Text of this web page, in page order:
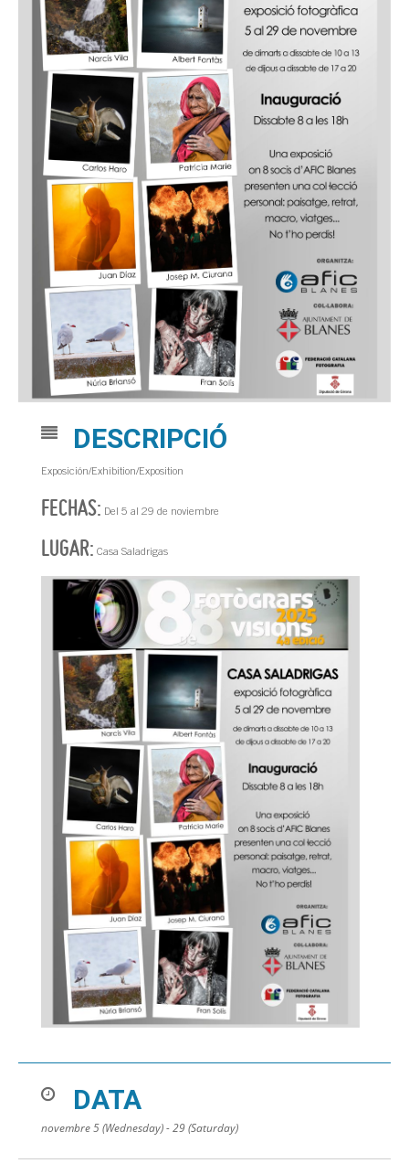
DESCRIPCIÓ
Exposición/Exhibition/Exposition
FECHAS: Del 5 al 29 de noviembre
LUGAR: Casa Saladrigas
DATA
novembre 5 (Wednesday) - 29 (Saturday)